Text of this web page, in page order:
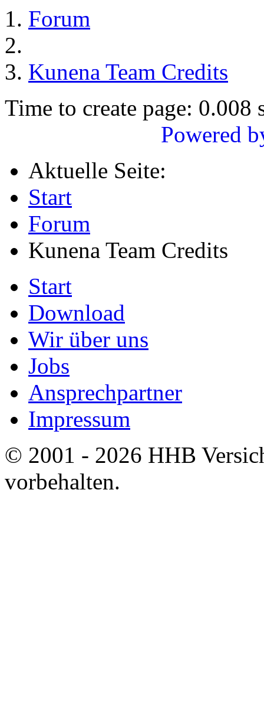
Forum
Kunena Team Credits
Time to create page: 0.008
Powered
Aktuelle Seite:
Start
Forum
Kunena Team Credits
Start
Download
Wir über uns
Jobs
Ansprechpartner
Impressum
© 2001 - 2026 HHB
vorbehalten.